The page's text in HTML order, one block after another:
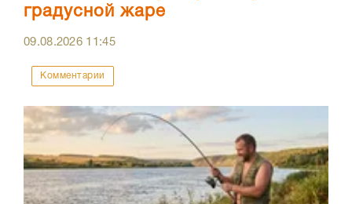
градусной жаре
09.08.2026 11:45
Комментарии